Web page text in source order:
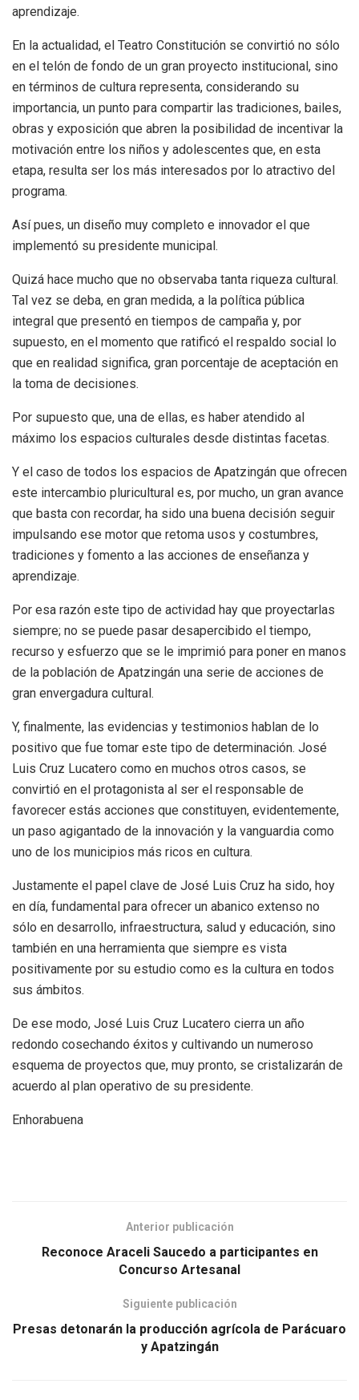
aprendizaje.
En la actualidad, el Teatro Constitución se convirtió no sólo
en el telón de fondo de un gran proyecto institucional, sino
en términos de cultura representa, considerando su
importancia, un punto para compartir las tradiciones, bailes,
obras y exposición que abren la posibilidad de incentivar la
motivación entre los niños y adolescentes que, en esta
etapa, resulta ser los más interesados por lo atractivo del
programa.
Así pues, un diseño muy completo e innovador el que
implementó su presidente municipal.
Quizá hace mucho que no observaba tanta riqueza cultural.
Tal vez se deba, en gran medida, a la política pública
integral que presentó en tiempos de campaña y, por
supuesto, en el momento que ratificó el respaldo social lo
que en realidad significa, gran porcentaje de aceptación en
la toma de decisiones.
Por supuesto que, una de ellas, es haber atendido al
máximo los espacios culturales desde distintas facetas.
Y el caso de todos los espacios de Apatzingán que ofrecen
este intercambio pluricultural es, por mucho, un gran avance
que basta con recordar, ha sido una buena decisión seguir
impulsando ese motor que retoma usos y costumbres,
tradiciones y fomento a las acciones de enseñanza y
aprendizaje.
Por esa razón este tipo de actividad hay que proyectarlas
siempre; no se puede pasar desapercibido el tiempo,
recurso y esfuerzo que se le imprimió para poner en manos
de la población de Apatzingán una serie de acciones de
gran envergadura cultural.
Y, finalmente, las evidencias y testimonios hablan de lo
positivo que fue tomar este tipo de determinación. José
Luis Cruz Lucatero como en muchos otros casos, se
convirtió en el protagonista al ser el responsable de
favorecer estás acciones que constituyen, evidentemente,
un paso agigantado de la innovación y la vanguardia como
uno de los municipios más ricos en cultura.
Justamente el papel clave de José Luis Cruz ha sido, hoy
en día, fundamental para ofrecer un abanico extenso no
sólo en desarrollo, infraestructura, salud y educación, sino
también en una herramienta que siempre es vista
positivamente por su estudio como es la cultura en todos
sus ámbitos.
De ese modo, José Luis Cruz Lucatero cierra un año
redondo cosechando éxitos y cultivando un numeroso
esquema de proyectos que, muy pronto, se cristalizarán de
acuerdo al plan operativo de su presidente.
Enhorabuena
Anterior publicación
Reconoce Araceli Saucedo a participantes en
Concurso Artesanal
Siguiente publicación
Presas detonarán la producción agrícola de Parácuaro
y Apatzingán